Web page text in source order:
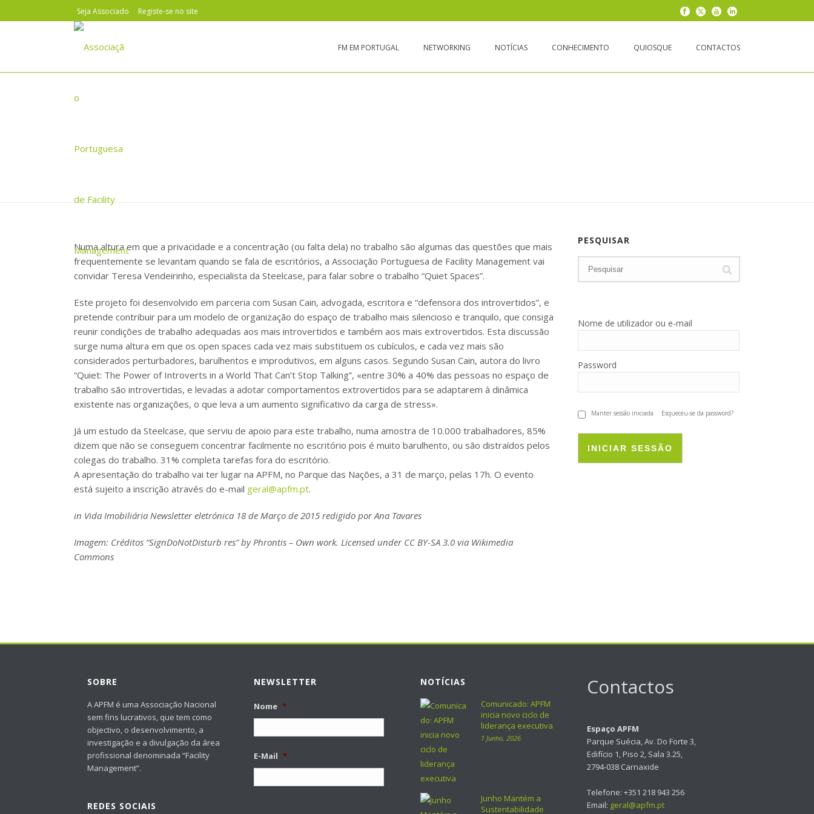
Seja Associado Registe-se no site
FM EM PORTUGAL NETWORKING NOTÍCIAS CONHECIMENTO QUIOSQUE CONTACTOS
Numa altura em que a privacidade e a concentração (ou falta dela) no trabalho são algumas das questões que mais
frequentemente se levantam quando se fala de escritórios, a Associação Portuguesa de Facility Management vai
convidar Teresa Vendeirinho, especialista da Steelcase, para falar sobre o trabalho “Quiet Spaces”.
Este projeto foi desenvolvido em parceria com Susan Cain, advogada, escritora e “defensora dos introvertidos”, e
pretende contribuir para um modelo de organização do espaço de trabalho mais silencioso e tranquilo, que consiga
reunir condições de trabalho adequadas aos mais introvertidos e também aos mais extrovertidos. Esta discussão
surge numa altura em que os open spaces cada vez mais substituem os cubículos, e cada vez mais são
considerados perturbadores, barulhentos e improdutivos, em alguns casos. Segundo Susan Cain, autora do livro
“Quiet: The Power of Introverts in a World That Can’t Stop Talking”, «entre 30% a 40% das pessoas no espaço de
trabalho são introvertidas, e levadas a adotar comportamentos extrovertidos para se adaptarem à dinâmica
existente nas organizações, o que leva a um aumento significativo da carga de stress».
Já um estudo da Steelcase, que serviu de apoio para este trabalho, numa amostra de 10.000 trabalhadores, 85%
dizem que não se conseguem concentrar facilmente no escritório pois é muito barulhento, ou são distraídos pelos
colegas do trabalho. 31% completa tarefas fora do escritório.
A apresentação do trabalho vai ter lugar na APFM, no Parque das Nações, a 31 de março, pelas 17h. O evento
está sujeito a inscrição através do e-mail geral@apfm.pt.
in Vida Imobiliária Newsletter eletrónica 18 de Março de 2015 redigido por Ana Tavares
Imagem: Créditos “SignDoNotDisturb res” by Phrontis – Own work. Licensed under CC BY-SA 3.0 via Wikimedia
Commons
PESQUISAR
Nome de utilizador ou e-mail
Password
Manter sessão iniciada Esqueceu-se da password?
INICIAR SESSÃO
SOBRE
A APFM é uma Associação Nacional
sem fins lucrativos, que tem como
objectivo, o desenvolvimento, a
investigação e a divulgação da área
profissional denominada “Facility
Management”.
REDES SOCIAIS
NEWSLETTER
Nome *
E-Mail *
NOTÍCIAS
Comunicado: APFM
inicia novo ciclo de
liderança executiva
1 Junho, 2026
Junho Mantém a
Sustentabilidade
Contactos
Espaço APFM
Parque Suécia, Av. Do Forte 3,
Edifício 1, Piso 2, Sala 3.25,
2794-038 Carnaxide
Telefone: +351 218 943 256
Email: geral@apfm.pt